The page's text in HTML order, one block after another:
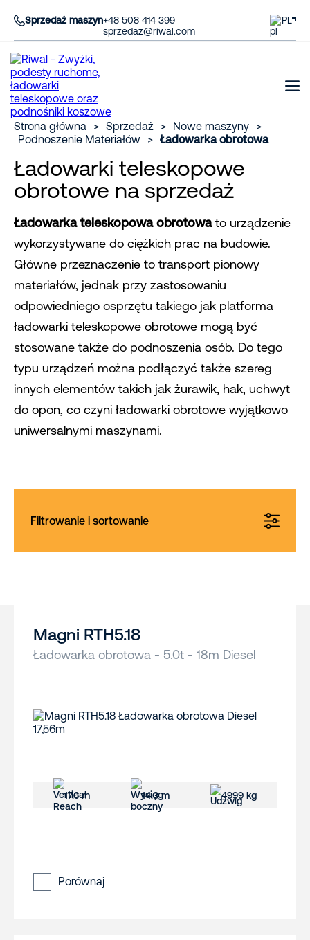
Sprzedaż maszyn+48 508 414 399
sprzedaz@riwal.com
PL
Strona główna > Sprzedaż > Nowe maszyny
>
Podnoszenie Materiałów
> Ładowarka obrotowa
Ładowarki teleskopowe
obrotowe na sprzedaż
Ładowarka teleskopowa obrotowato urządzenie
wykorzystywane do ciężkich prac na budowie.
Główne przeznaczenie to transport pionowy
materiałów, jednak przy zastosowaniu
odpowiedniego osprzętu takiego jak platforma
ładowarki teleskopowe obrotowe mogą być
stosowane także do podnoszenia osób. Do tego
typu urządzeń można podłączyć także szereg
innych elementów takich jak żurawik, hak, uchwyt
do opon, co czyni ładowarki obrotowe wyjątkowo
uniwersalnymi maszynami.
Filtrowanie i sortowanie
Magni RTH5.18
Ładowarka obrotowa - 5.0t - 18m Diesel
17.6 m 14.3 m 4999 kg
Porównaj